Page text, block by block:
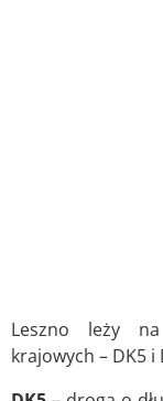
Leszno leży
krajowych – DK5 i